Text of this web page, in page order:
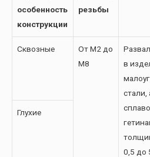
особенность
конструкции
резьбы
Сквозные
От М2 до
М8
в
0,5 до
Глухие